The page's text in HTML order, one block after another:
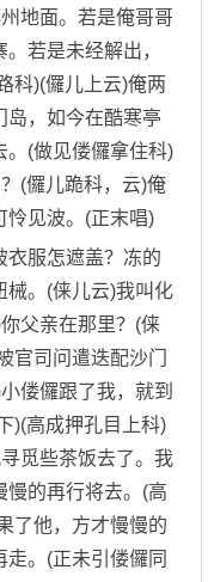
地面。若是俺哥哥
若是未经解出，
科)(儸儿上云)俺两
岛，如今在酷寒亭
。(做见偻儸拿住科)
(儸儿跪科，云)俺
怜见波。(正末唱)
衣服怎遮盖？冻的
械。(俫儿云)我叫化
父亲在那里？(俫
官司问遣迭配沙门
偻儸跟了我，就到
)(高成押孔目上科)
觅些茶饭去了。我
慢的再行将去。(高
了他，方才慢慢的
。(正未引偻儸同